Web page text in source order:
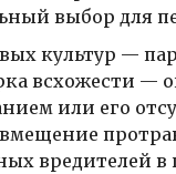
выбор для
культур —
всхожести —
или его
вредителей